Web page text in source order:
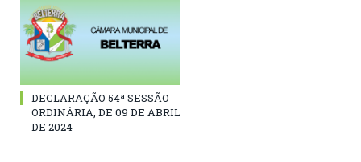
DECLARAÇÃO 54ª SESSÃO
ORDINÁRIA, DE 09 DE ABRIL
DE 2024